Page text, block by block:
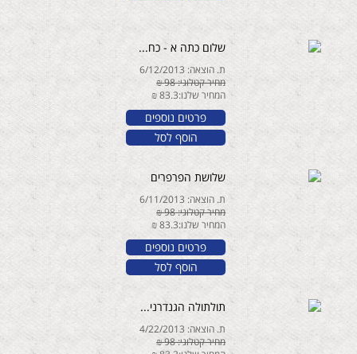
שלום כתה א - כח...
ת. הוצאה: 6/12/2013
מחיר קטלוגי: 98 ₪
המחיר שלנו:83.3 ₪
פרטים נוספים
הוסף לסל
שלושת הפרפרים
ת. הוצאה: 6/11/2013
מחיר קטלוגי: 98 ₪
המחיר שלנו:83.3 ₪
פרטים נוספים
הוסף לסל
תולתולה הגנדרני...
ת. הוצאה: 4/22/2013
מחיר קטלוגי: 98 ₪